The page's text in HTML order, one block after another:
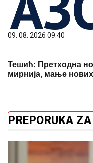
09. 08. 2026 09:40
Тешић: Претходна
мирнија, мање
PREPORUKA